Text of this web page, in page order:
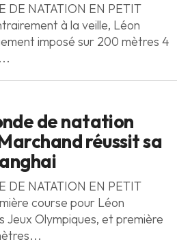
DE NATATION EN PETIT
à la veille, Léon
imposé sur 200 mètres 4
de natation
réussit sa
DE NATATION EN PETIT
course pour Léon
Jeux Olympiques, et première